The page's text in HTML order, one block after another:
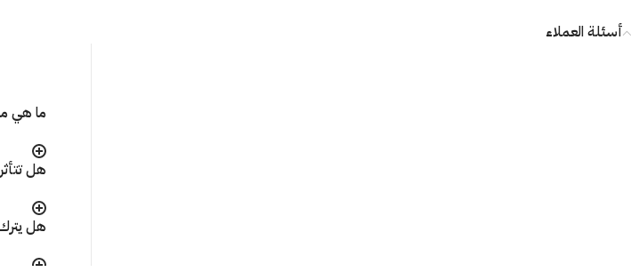
أسئلة العملاء
ما هي
هل
هل